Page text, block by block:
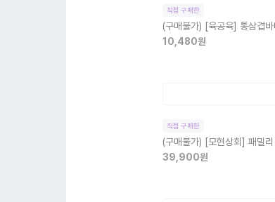
직접 구매한
(구매불가) [육공육] 통삼겹
10,480원
직접 구매한
(구매불가) [모현상회] 패밀
39,900원